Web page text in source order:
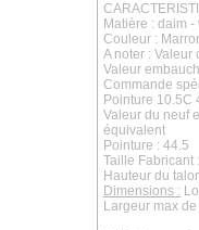
Matière : daim
Couleur :
A noter : Valeur
Valeur
Commande
Pointure 10.5C
Valeur du neuf
équivalent
Pointure : 44.5
Taille Fabricant
Hauteur du
Dimensions :
Largeur max